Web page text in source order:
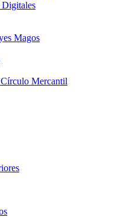
Magos
Mercantil